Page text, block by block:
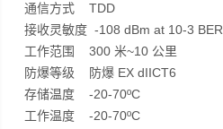
通信方式 TDD
接收灵敏度 -108 dBm at 10-3 BER
工作范围 300 米~10 公里
防爆等级 防爆 EX dIICT6
存储温度 -20-70ºC
工作温度 -20-70ºC